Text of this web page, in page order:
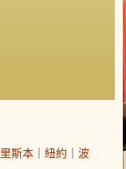
里斯本 ｜ 紐約 ｜ 波